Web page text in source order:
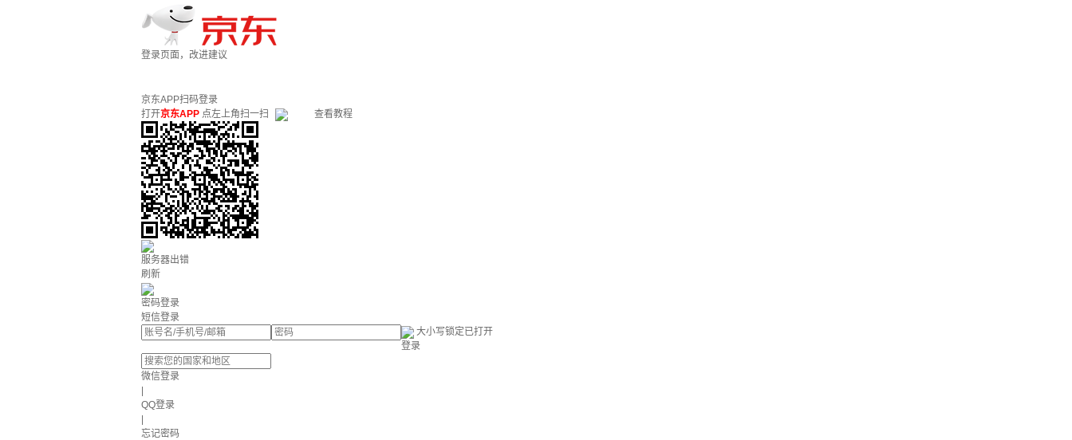
登录页面，改进建议
京东APP扫码登录
打开京东APP 点左上角扫一扫 查看教程
服务器出错
刷新
密码登录
短信登录
大小写锁定已打开
登录
微信登录
QQ登录
忘记密码